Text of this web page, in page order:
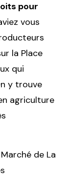
pour
vous
la Place
qui
y trouve
agriculture
de La